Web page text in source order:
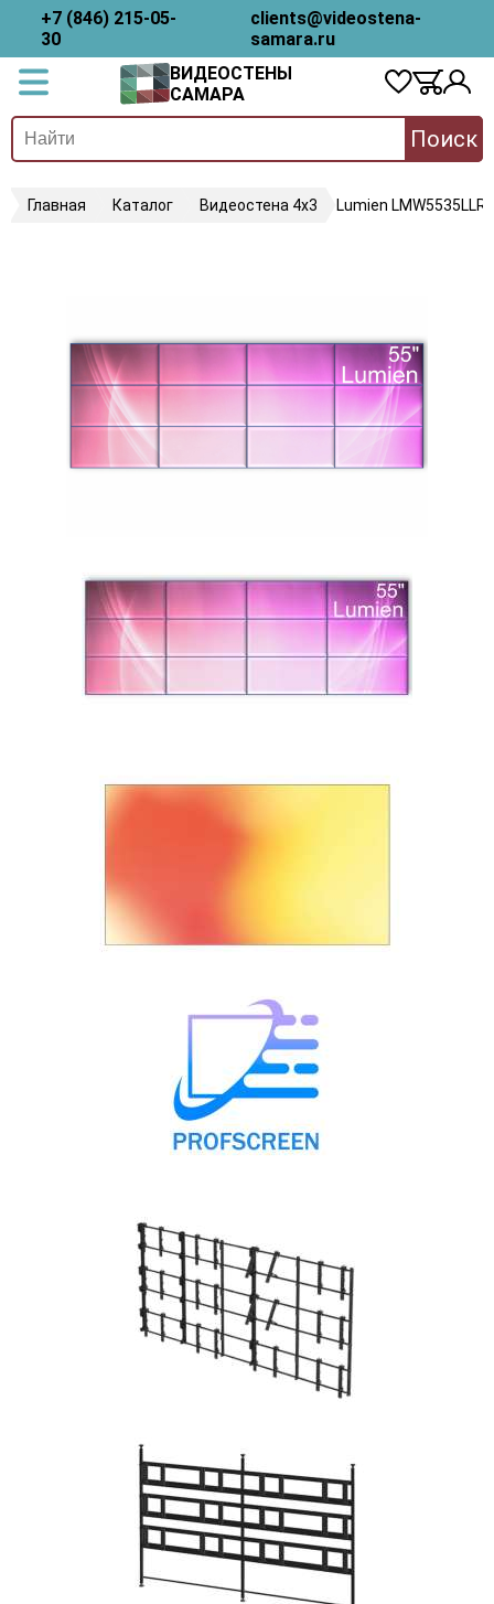
+7 (846) 215-05-
30
clients@videostena-
samara.ru
ВИДЕОСТЕНЫ
САМАРА
Поиск
Главная Каталог Видеостена 4х3 Lumien